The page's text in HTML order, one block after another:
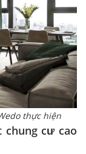
thực hiện
cư cao